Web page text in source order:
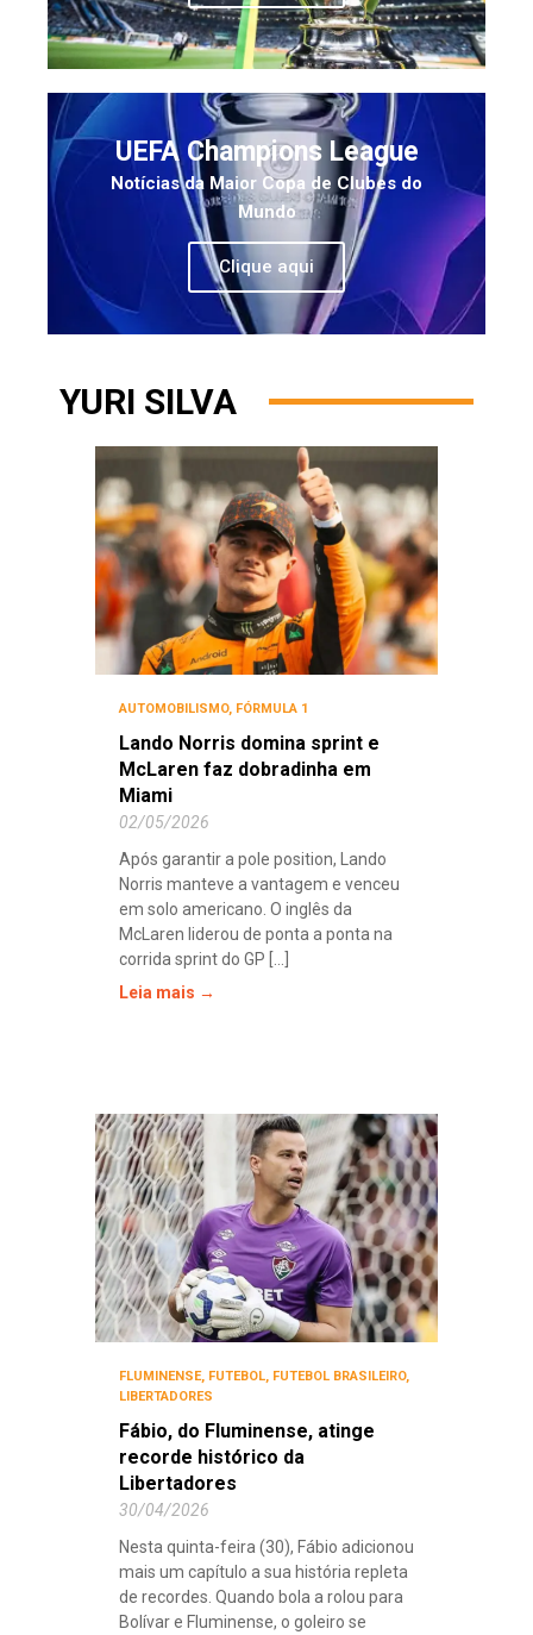
UEFA Champions League
Notícias da Maior Copa de Clubes do
Mundo
Clique aqui
YURI SILVA
AUTOMOBILISMO, FÓRMULA 1
Lando Norris domina sprint e
McLaren faz dobradinha em
Miami
02/05/2026
Após garantir a pole position, Lando
Norris manteve a vantagem e venceu
em solo americano. O inglês da
McLaren liderou de ponta a ponta na
corrida sprint do GP [...]
Leia mais →
FLUMINENSE, FUTEBOL, FUTEBOL BRASILEIRO,
LIBERTADORES
Fábio, do Fluminense, atinge
recorde histórico da
Libertadores
30/04/2026
Nesta quinta-feira (30), Fábio adicionou
mais um capítulo a sua história repleta
de recordes. Quando bola a rolou para
Bolívar e Fluminense, o goleiro se